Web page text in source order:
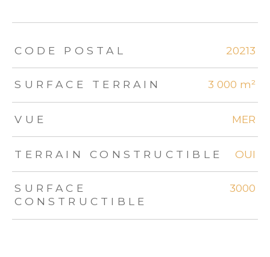
TRAD_ZEPHYR_Caracteristique TRAD_ZEPHYR_Valeurs
CODE POSTAL 20213
SURFACE TERRAIN 3 000 m²
VUE MER
TERRAIN CONSTRUCTIBLE OUI
SURFACE
CONSTRUCTIBLE
3000